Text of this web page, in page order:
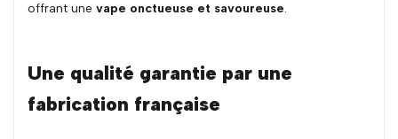
offrant une vape onctueuse et savoureuse.
Une qualité garantie par une
fabrication française